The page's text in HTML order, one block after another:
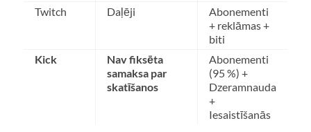
Twitch
Daļēji
Abonementi
+ reklāmas +
biti
Kick
Nav fiksēta
samaksa par
skatīšanos
Abonementi
(95 %) +
Dzeramnauda
+
Iesaistīšanās